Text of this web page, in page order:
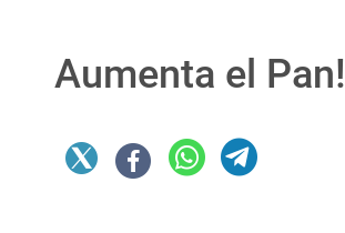
Aumenta el Pan!